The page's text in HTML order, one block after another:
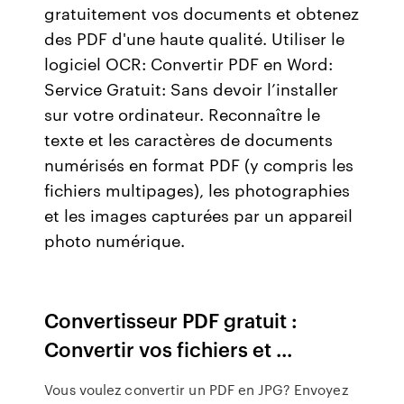
gratuitement vos documents et obtenez
des PDF d'une haute qualité. Utiliser le
logiciel OCR: Convertir PDF en Word:
Service Gratuit: Sans devoir l’installer
sur votre ordinateur. Reconnaître le
texte et les caractères de documents
numérisés en format PDF (y compris les
fichiers multipages), les photographies
et les images capturées par un appareil
photo numérique.
Convertisseur PDF gratuit :
Convertir vos fichiers et ...
Vous voulez convertir un PDF en JPG? Envoyez